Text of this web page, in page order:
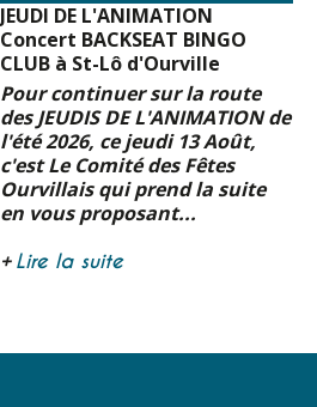
JEUDI DE L'ANIMATION
Concert BACKSEAT BINGO
CLUB à St-Lô d'Ourville
Pour continuer sur la route
des JEUDIS DE L'ANIMATION de
l'été 2026, ce jeudi 13 Août,
c'est Le Comité des Fêtes
Ourvillais qui prend la suite
en vous proposant...
+Lire la suite